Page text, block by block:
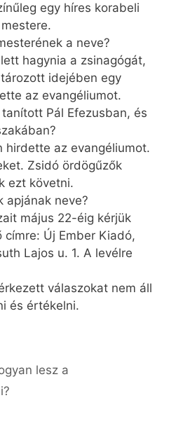
egy híres korabeli
a neve?
hagynia a zsinagógát,
idejében egy
az evangéliumot.
Pál Efezusban, és
hirdette az evangéliumot.
Zsidó ördögűzők
ezt követni.
apjának neve?
május 22-éig kérjük
Új Ember Kiadó,
Lajos u. 1. A levélre
válaszokat nem áll
és értékelni.
lesz a